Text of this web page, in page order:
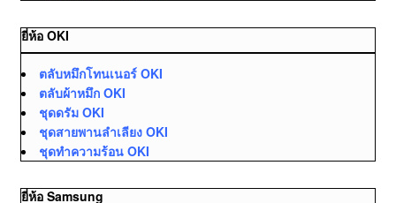
ยี่ห้อ OKI
ตลับหมึกโทนเนอร์ OKI
ตลับผ้าหมึก OKI
ชุดดรัม OKI
ชุดสายพานลำเลียง OKI
ชุดทำความร้อน OKI
ยี่ห้อ Samsung